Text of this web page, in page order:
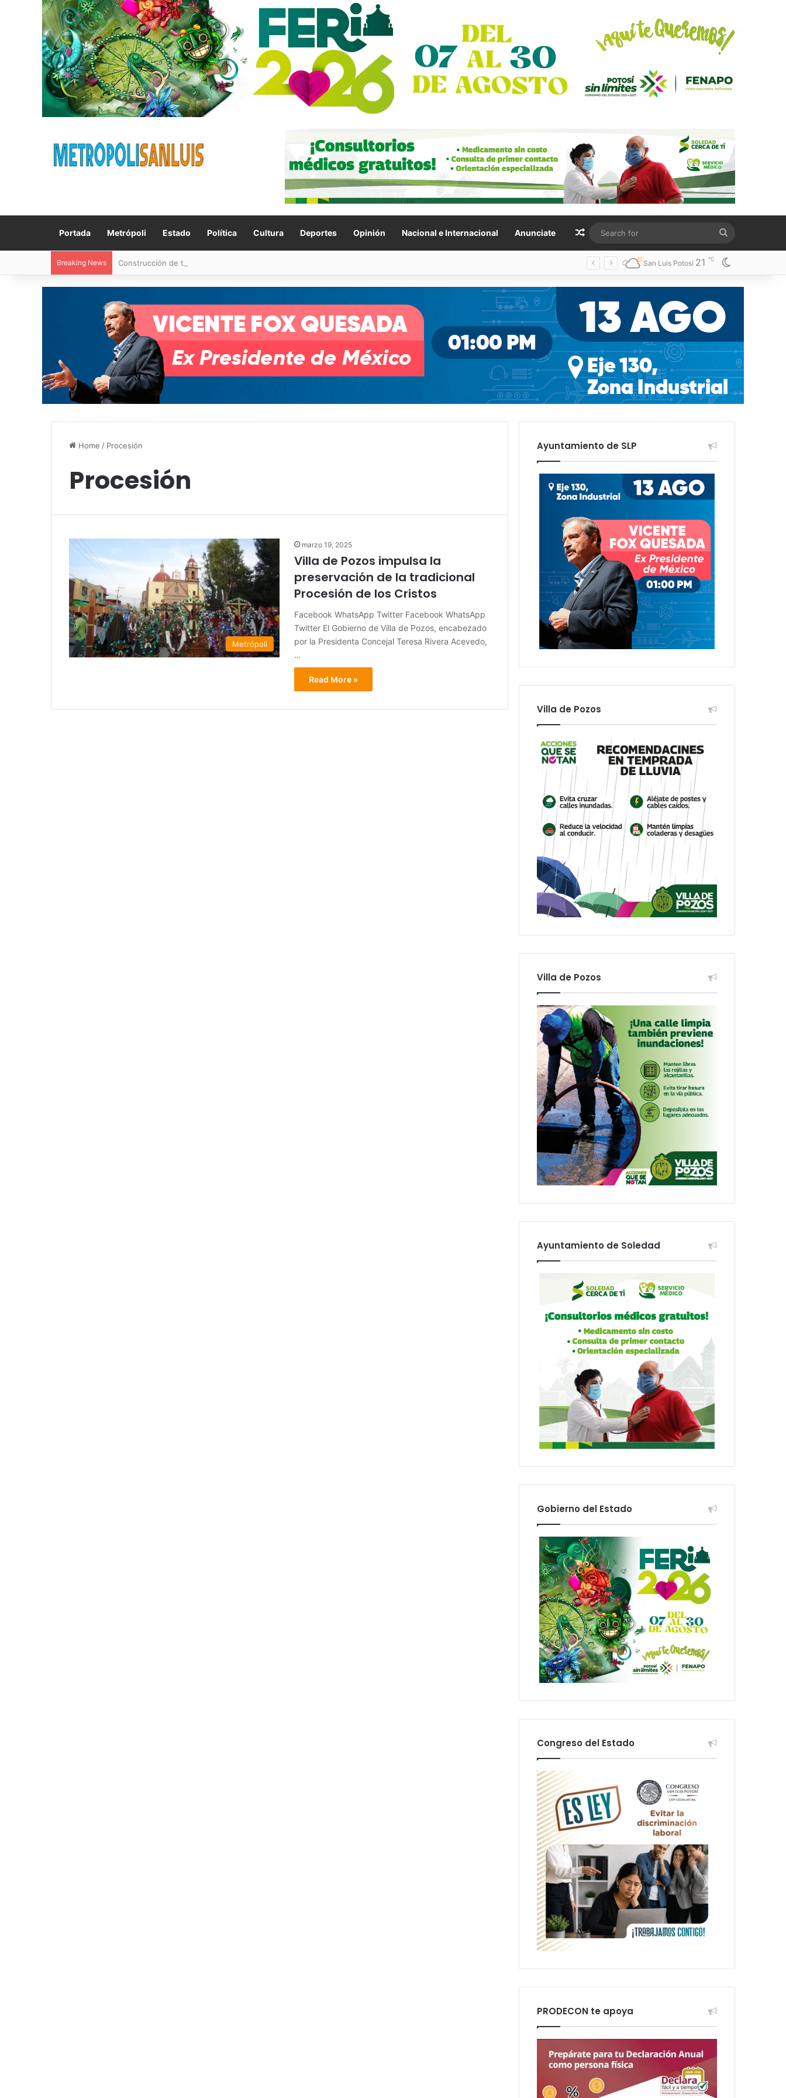
Portada Metrópoli Estado Política Cultura Deportes Opinión Nacional e Internacional Anunciate Random Article
for
Breaking News Construcción de tres nuevas aulas en Capullito III registra avances en Soledad San Luis Potosí 21 ℃
Home / Procesión
Procesión
Metrópoli
marzo 19, 2025
Villa de Pozos impulsa la
preservación de la tradicional
Procesión de los Cristos
Facebook WhatsApp Twitter Facebook WhatsApp
Twitter El Gobierno de Villa de Pozos, encabezado
por la Presidenta Concejal Teresa Rivera Acevedo,
…
Read More »
Ayuntamiento de SLP
Villa de Pozos
Villa de Pozos
Ayuntamiento de Soledad
Gobierno del Estado
Congreso del Estado
PRODECON te apoya